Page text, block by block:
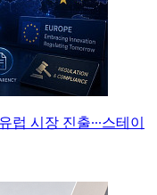
시장 진출∙∙∙스테이